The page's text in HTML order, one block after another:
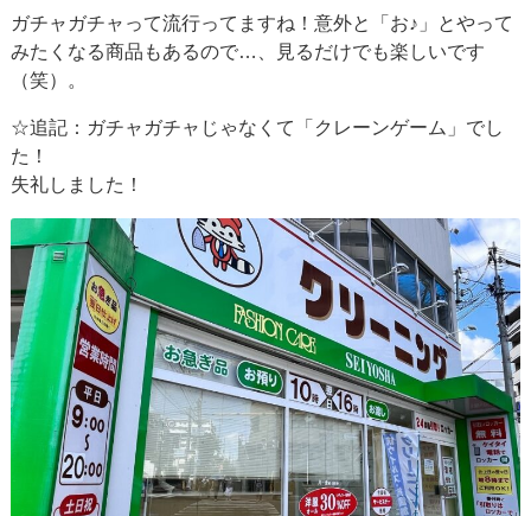
ガチャガチャって流行ってますね！意外と「お♪」とやって
みたくなる商品もあるので…、見るだけでも楽しいです
（笑）。
☆追記：ガチャガチャじゃなくて「クレーンゲーム」でし
た！
失礼しました！